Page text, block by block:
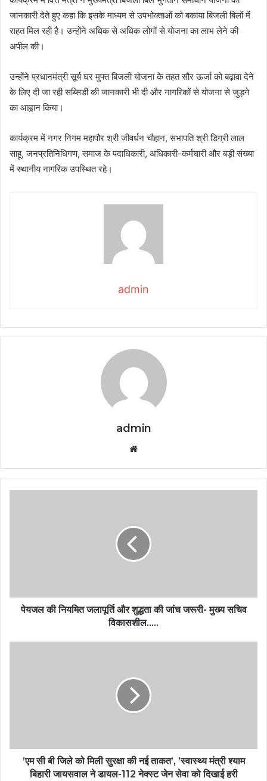
जानकारी देते हुए कहा कि इसके माध्यम से उपभोक्ताओं को बकाया बिजली बिलों में
राहत मिल रही है। उन्होंने अधिक से अधिक लोगों से योजना का लाभ लेने की
अपील की।
उन्होंने प्रधानमंत्री सूर्य घर मुफ्त बिजली योजना के तहत सौर ऊर्जा को बढ़ावा देने
के लिए दी जा रही सब्सिडी की जानकारी भी दी और नागरिकों से योजना से जुड़ने
का आह्वान किया।
कार्यक्रम में नगर निगम महापौर श्री जीवर्धन चौहान, सभापति श्री डिग्री लाल
साहू, जनप्रतिनिधिगण, समाज के पदाधिकारी, अधिकारी-कर्मचारी और बड़ी संख्या
में स्थानीय नागरिक उपस्थित रहे।
admin
admin
पेयजल की नियमित जलापूर्ति और शुद्धता की जांच जरूरी- मुख्य सचिव
विकासशील…..
’एम सी बी जिले को मिली सुरक्षा की नई ताकत’, ’स्वास्थ्य मंत्री श्याम
बिहारी जायसवाल ने डायल-112 नेक्स्ट जेन सेवा को दिखाई हरी